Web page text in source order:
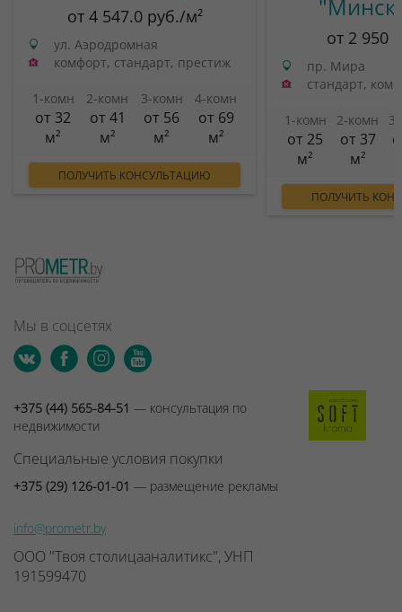
от 4 547.0 руб./м²
ул. Аэродромная
комфорт, стандарт, престиж
1-комн
от 32
м²
2-комн
от 41
м²
3-комн
от 56
м²
4-комн
от 69
м²
ПОЛУЧИТЬ КОНСУЛЬТАЦИЮ
от 2 950
пр. Мира
стандарт,
1-комн
от 25
м²
2-комн
от 37
м²
ПОЛУЧИТЬ
Мы в соцсетях
+375 (44) 565-84-51 — консультация по
недвижимости
Специальные условия покупки
+375 (29) 126-01-01 — размещение рекламы
info@prometr.by
ООО "Твоя столицааналитикс", УНП
191599470